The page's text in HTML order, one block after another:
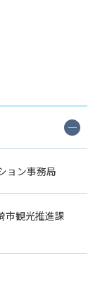
ョン事務局
市観光推進課